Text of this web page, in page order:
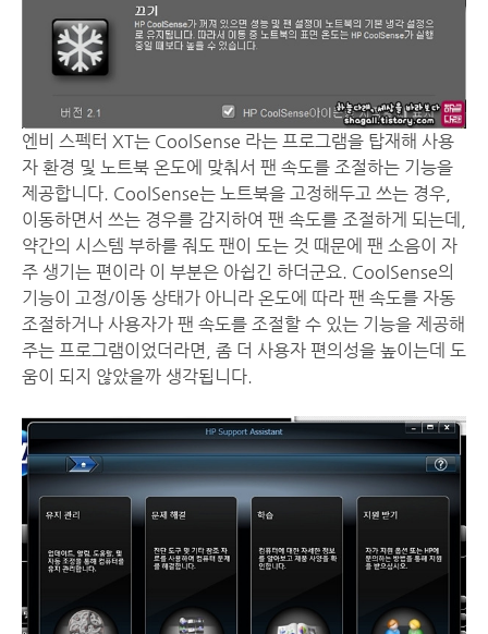
엔비 스펙터 XT는 CoolSense 라는 프로그램을 탑재해 사용
자 환경 및 노트북 온도에 맞춰서 팬 속도를 조절하는 기능을
제공합니다. CoolSense는 노트북을 고정해두고 쓰는 경우,
이동하면서 쓰는 경우를 감지하여 팬 속도를 조절하게 되는데,
약간의 시스템 부하를 줘도 팬이 도는 것 때문에 팬 소음이 자
주 생기는 편이라 이 부분은 아쉽긴 하더군요. CoolSense의
기능이 고정/이동 상태가 아니라 온도에 따라 팬 속도를 자동
조절하거나 사용자가 팬 속도를 조절할 수 있는 기능을 제공해
주는 프로그램이었더라면, 좀 더 사용자 편의성을 높이는데 도
움이 되지 않았을까 생각됩니다.